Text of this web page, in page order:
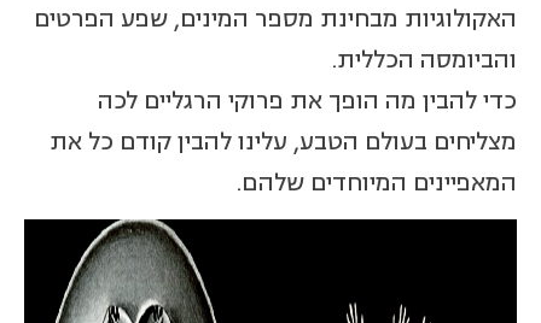
האקולוגיות מבחינת מספר המינים, שפע הפרטים
והביומסה הכללית.
כדי להבין מה הופך את פרוקי הרגליים לכה
מצליחים בעולם הטבע, עלינו להבין קודם כל את
המאפיינים המיוחדים שלהם.